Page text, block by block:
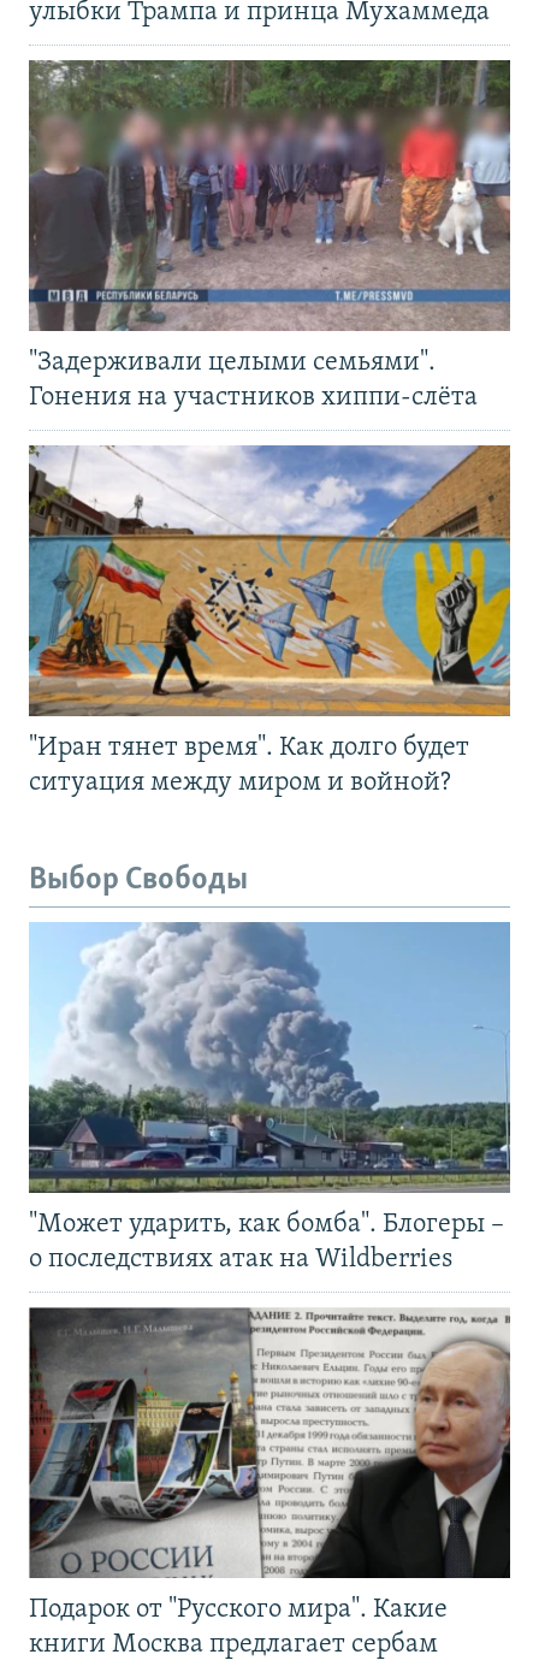
улыбки Трампа и принца Мухаммеда
"Задерживали целыми семьями".
Гонения на участников хиппи-слёта
"Иран тянет время". Как долго будет
ситуация между миром и войной?
Выбор Свободы
"Может ударить, как бомба". Блогеры –
о последствиях атак на Wildberries
Подарок от "Русского мира". Какие
книги Москва предлагает сербам